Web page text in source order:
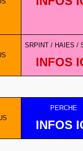
SRPINT / HAIES /
INFOS
PERCHE
INFOS